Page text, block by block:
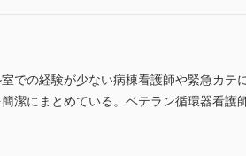
での経験が少ない病棟看護師や緊急カ
潔にまとめている。ベテラン循環器看護